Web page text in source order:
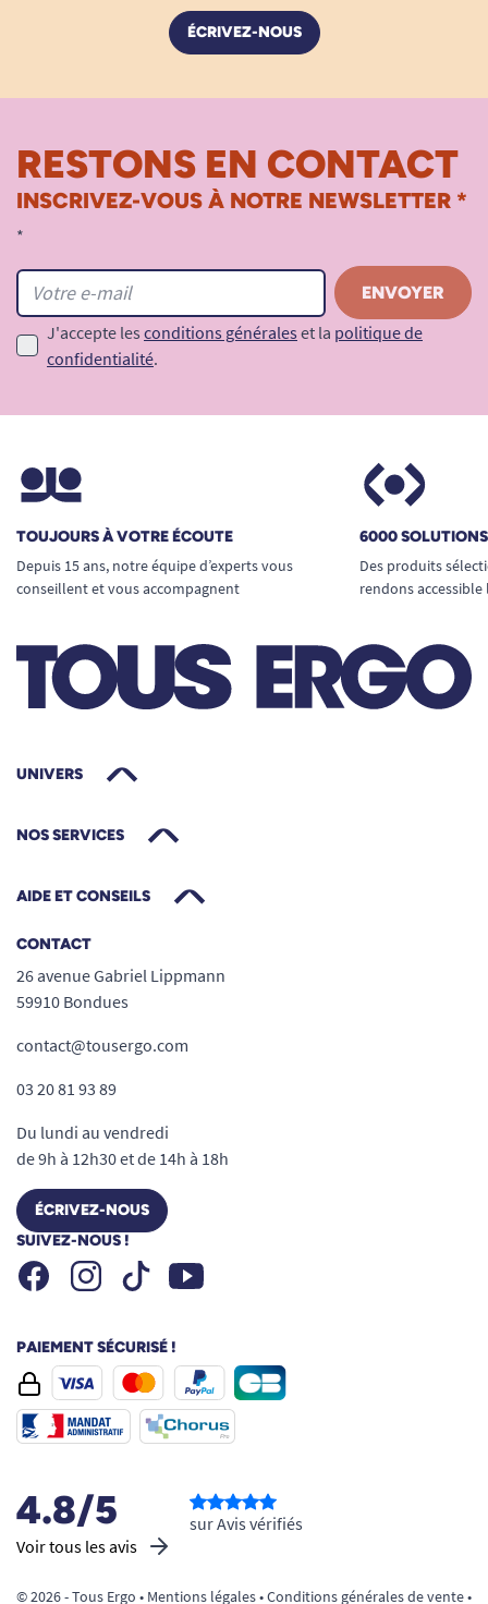
ÉCRIVEZ-NOUS
RESTONS EN CONTACT
INSCRIVEZ-VOUS À NOTRE NEWSLETTER *
*
J'accepte les conditions générales et la politique de
confidentialité.
TOUJOURS À VOTRE ÉCOUTE
Depuis 15 ans, notre équipe d’experts vous
conseillent et vous accompagnent
6000
Des produits
rendons
UNIVERS
NOS SERVICES
AIDE ET CONSEILS
CONTACT
26 avenue Gabriel Lippmann
59910 Bondues
contact@tousergo.com
03 20 81 93 89
Du lundi au vendredi
de 9h à 12h30 et de 14h à 18h
ÉCRIVEZ-NOUS
SUIVEZ-NOUS !
FacebookInstagramTiktok Youtube
PAIEMENT SÉCURISÉ !
4.8/5
Voir tous les avis
sur Avis vérifiés
© 2026 - Tous Ergo • Mentions légales•Conditions générales de vente•